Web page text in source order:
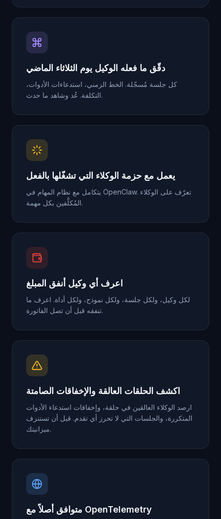
دقّق ما فعله الوكيل يوم الثلاثاء الماضي
كل جلسة مُسجّلة. الخط الزمني، استدعاءات الأدوات،
التكلفة. عُد وشاهد ما حدث.
يعمل مع حزمة الوكلاء التي تشغّلها بالفعل
يتكامل مع نظام المهام في OpenClaw. تعرّف على الوكلاء
المُكلَّفين بكل مهمة.
اعرف أي وكيل أنفق المبلغ
لكل وكيل، ولكل جلسة، ولكل نموذج، ولكل أداة. اعرف ما
تنفقه قبل أن تصل الفاتورة.
اكشف الحلقات العالقة والإخفاقات الصامتة
ارصد الوكلاء العالقين في حلقة، وإخفاقات استدعاء الأدوات
المتكررة، والجلسات التي لا تحرز أي تقدم. قبل أن تستنزف
ميزانيتك.
متوافق أصلاً مع OpenTelemetry